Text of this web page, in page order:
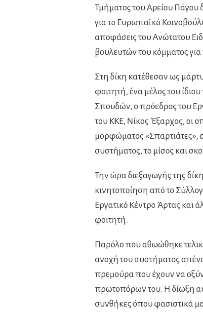
Τμήματος του Αρείου Πάγου
για το Ευρωπαϊκό
αποφάσεις του Ανώτατου
βουλευτών του κόμματος για
Στη δίκη κατέθεσαν ως
φοιτητή, ένα μέλος του
Σπουδών, ο πρόεδρος του
του ΚΚΕ, Νίκος Έξαρχος, οι
μορφώματος «Σπαρτιάτες»,
συστήματος, το μίσος και
Την ώρα διεξαγωγής της
κινητοποίηση από το
Εργατικό Κέντρο Άρτας και
φοιτητή.
Παρόλο που αθωώθηκε
ανοχή του συστήματος
πρεμούρα που έχουν να
πρωτοπόρων του. Η δίωξη
συνθήκες όπου φασιστικά